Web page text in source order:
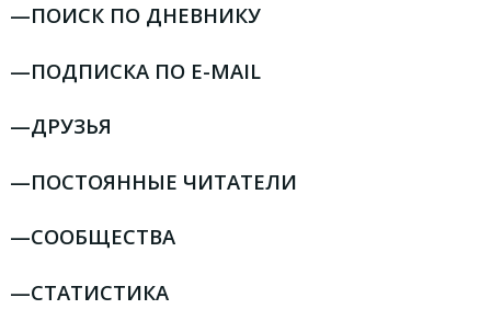
—ПОИСК ПО ДНЕВНИКУ
—ПОДПИСКА ПО E-MAIL
—ДРУЗЬЯ
—ПОСТОЯННЫЕ ЧИТАТЕЛИ
—СООБЩЕСТВА
—СТАТИСТИКА